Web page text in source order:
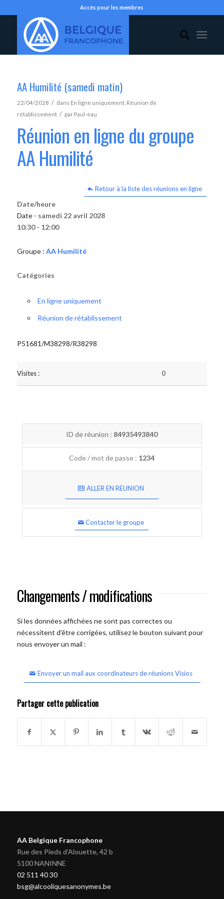
Accès pour les membres
AA Humilité (samedi matin)
22/04/2028 / dans En ligne uniquement, Réunion de
rétablissement / par Paul-eau
Réunion en ligne du groupe
AA Humilité
Retour à la liste des réunions en ligne
Date/heure
Date - samedi 22 avril 2028
10:30 - 12:00
Groupe : AA Humilité
Catégories
En ligne uniquement
Réunion de rétablissement
P51681/M38298/R38298
Visites : 0
ID de réunion : 84935493840
Code / mot de passe : 1234
ALLER EN REUNION
Contacter le groupe
Changements / modifications
Si les données affichées ne sont pas correctes ou
nécessitent d'être corrigées, utilisez le bouton suivant pour
nous envoyer un mail :
Envoyer un mail aux coordinateurs de réunions Visios
Partager cette publication
AA Belgique Francophone
Rue des Pieds d'Alouette, 42 b
5100 NANINNE
02 511 40 30
bsg@alcooliquesanonymes.be